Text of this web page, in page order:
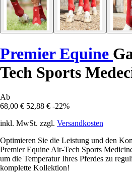
Premier Equine
Tech Sports
Ab
68,00 € 52,88 € -22%
inkl. MwSt. zzgl. Versandkosten
Optimieren Sie die Leistung und den
Premier Equine Air-Tech Sports
um die Temperatur Ihres Pferdes zu
komplette Kollektion!